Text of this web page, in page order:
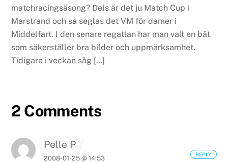
matchracingsäsong? Dels är det ju Match Cup i
Marstrand och så seglas det VM för damer i
Middelfart. I den senare regattan har man valt en båt
som säkerställer bra bilder och uppmärksamhet.
Tidigare i veckan såg […]
2 Comments
Pelle P
2008-01-25 @ 14:53
REPLY